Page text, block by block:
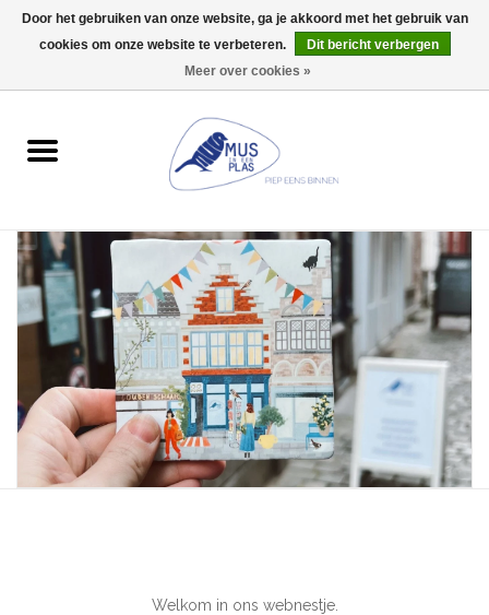
0 Artikelen - €0,00
Wenskaarten
Accessoires
Lifestyle
Kleine gelukjes
Troost
Thema
Welkom in ons webnestje.
Door het gebruiken van onze website, ga je akkoord met het gebruik van
cookies om onze website te verbeteren.
Dit bericht verbergen
Meer over cookies »
Wij zijn uitzonderlijk gesloten op Do 13/08